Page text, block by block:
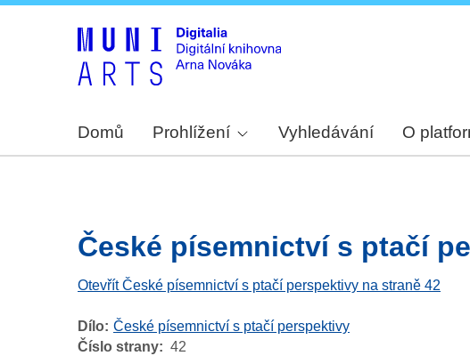
Domů Prohlížení Vyhledávání O
České písemnictví s ptačí
Otevřít České písemnictví s ptačí perspektivy na straně 42
Dílo České písemnictví s ptačí perspektivy
Číslo strany
42